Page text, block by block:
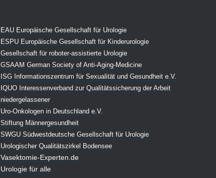
EAU Europäische Gesellschaft für Urologie
ESPU Europäische Gesellschaft für Kinderurologie
Gesellschaft für roboter-assistierte Urologie
GSAAM German Society of Anti-Aging-Medicine
ISG Informationszentrum für Sexualität und Gesundheit e.V.
IQUO Interessenverband zur Qualitätssicherung der Arbeit
niedergelassener
Uro-Onkologen in Deutschland e.V.
Stiftung Männergesundheit
SWGU Südwestdeutsche Gesellschaft für Urologie
Urologischer Qualitätszirkel Bodensee
Vasektomie-Experten.de
Urologie für alle